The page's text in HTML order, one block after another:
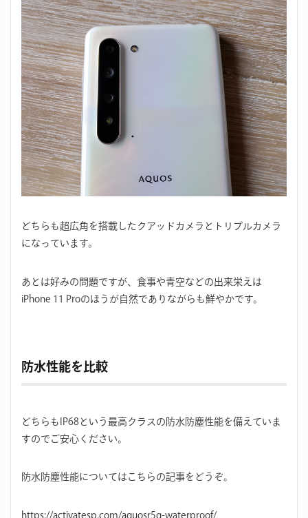
どちらも超広角を搭載したクアッドカメラとトリプルカメラ
になっています。
あとは好みの問題ですが、食事や青空などの出来栄えは
iPhone 11 Proのほうが自然でありながらも鮮やかです。
防水性能を比較
どちらもIP68という最高クラスの防水防塵性能を備えていま
すのでご安心ください。
防水防塵性能についてはこちらの記事をどうぞ。
https://activatesp.com/aquosr5g-waterproof/